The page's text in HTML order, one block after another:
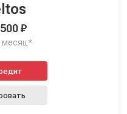
₽
месяц*
в кредит